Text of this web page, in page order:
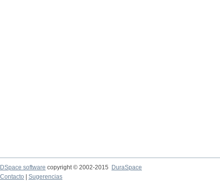
DSpace software copyright © 2002-2015
DuraSpace
Contacto
Sugerencias